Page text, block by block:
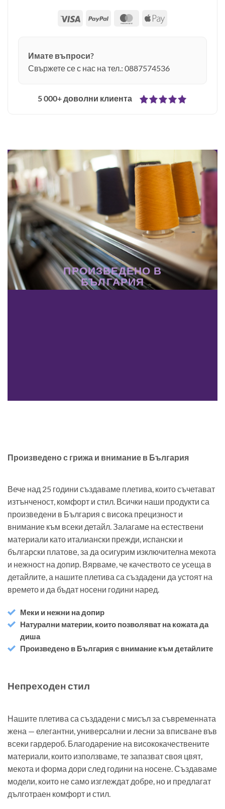
Visa PayPal MasterCard
Apple
Имате въпроси?
Свържете се с нас на тел.: 0887574536
5 000+ доволни клиента
ПРОИЗВЕДЕНО В
БЪЛГАРИЯ
Произведено с грижа и внимание в България
Вече над 25 години създаваме плетива, които съчетават
изтънченост, комфорт и стил. Всички наши продукти са
произведени в България с висока прецизност и
внимание към всеки детайл. Залагаме на естествени
материали като италиански прежди, испански и
български платове, за да осигурим изключителна мекота
и нежност на допир. Вярваме, че качеството се усеща в
детайлите, а нашите плетива са създадени да устоят на
времето и да бъдат носени години наред.
Меки и нежни на допир
Натурални материи, които позволяват на кожата да
диша
Произведено в България с внимание към детайлите
Непреходен стил
Нашите плетива са създадени с мисъл за съвременната
жена — елегантни, универсални и лесни за вписване във
всеки гардероб. Благодарение на висококачествените
материали, които използваме, те запазват своя цвят,
мекота и форма дори след години на носене. Създаваме
модели, които не само изглеждат добре, но и предлагат
дълготраен комфорт и стил.